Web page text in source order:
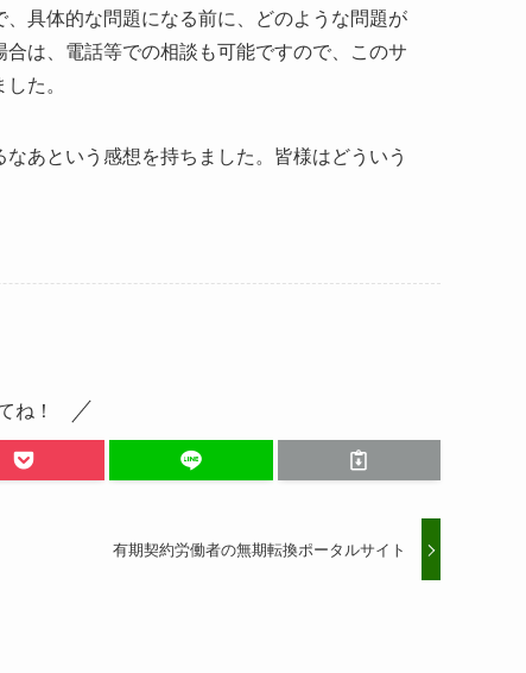
具体的な問題になる前に、どのような問題が
は、電話等での相談も可能ですので、このサ
た。
あという感想を持ちました。皆様はどういう
ね！
有期契約労働者の無期転換ポータルサイト